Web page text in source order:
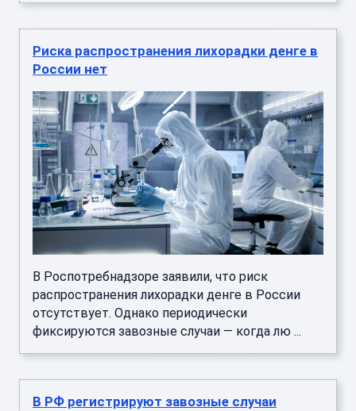
Риска распространения лихорадки денге в
России нет
В Роспотребнадзоре заявили, что риск
распространения лихорадки денге в России
отсутствует. Однако периодически
фиксируются завозные случаи — когда лю ...
В РФ регистрируют завозные случаи